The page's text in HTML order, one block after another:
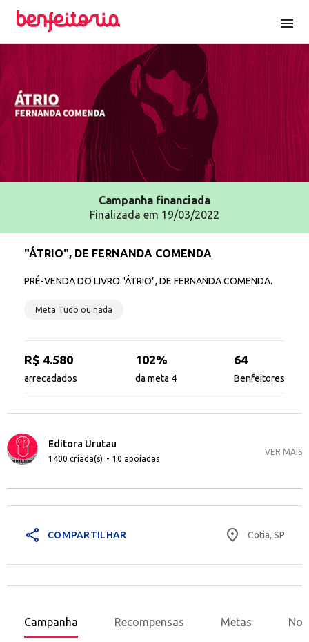
menu
Campanha financiada
Finalizada em 19/03/2022
"ÁTRIO", DE FERNANDA COMENDA
PRÉ-VENDA DO LIVRO "ÁTRIO", DE FERNANDA COMENDA.
Meta Tudo ou nada
R$ 4.580
arrecadados
102%
da meta 4
64
Benfeitores
Editora Urutau
1400 criada(s) - 10 apoiadas
VER MAIS
share COMPARTILHAR place Cotia, SP
Campanha Recompensas Metas